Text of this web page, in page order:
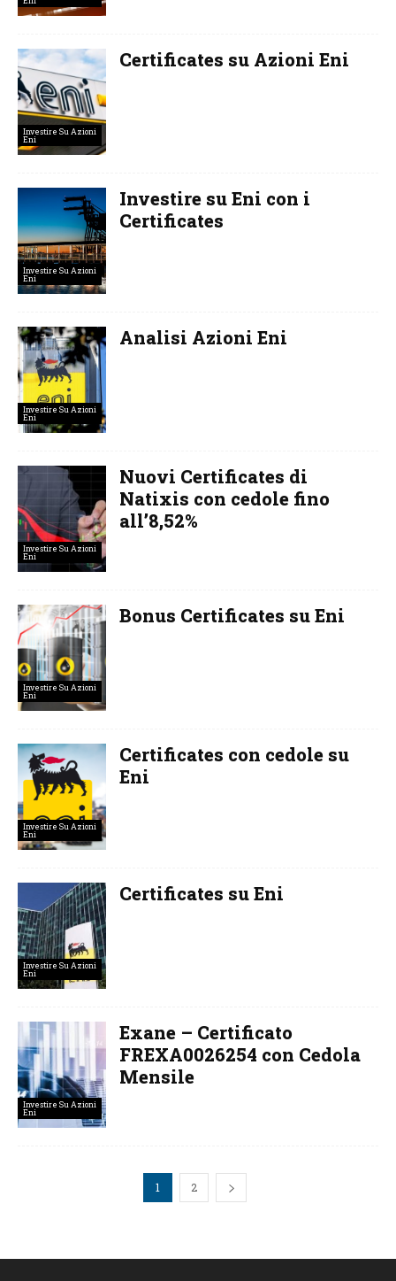
Investire Su Azioni
Eni
Certificates su Azioni Eni
Investire Su Azioni
Eni
Investire su Eni con i
Certificates
Investire Su Azioni
Eni
Analisi Azioni Eni
Investire Su Azioni
Eni
Nuovi Certificates di
Natixis con cedole fino
all’8,52%
Investire Su Azioni
Eni
Bonus Certificates su Eni
Investire Su Azioni
Eni
Certificates con cedole su
Eni
Investire Su Azioni
Eni
Certificates su Eni
Investire Su Azioni
Eni
Exane – Certificato
FREXA0026254 con Cedola
Mensile
1 2